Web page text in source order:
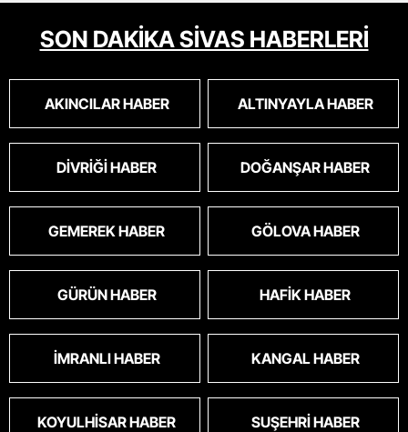
SON DAKİKA SİVAS HABERLERİ
AKINCILAR HABER ALTINYAYLA HABER
DIVRIĞI HABER DOĞANŞAR HABER
GEMEREK HABER GÖLOVA HABER
GÜRÜN HABER HAFIK HABER
İMRANLI HABER KANGAL HABER
KOYULHISAR HABER SUŞEHRI HABER